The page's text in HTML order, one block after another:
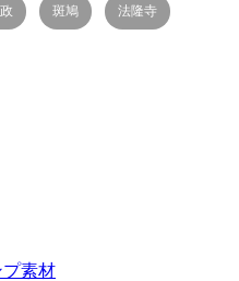
斑鳩 法隆寺